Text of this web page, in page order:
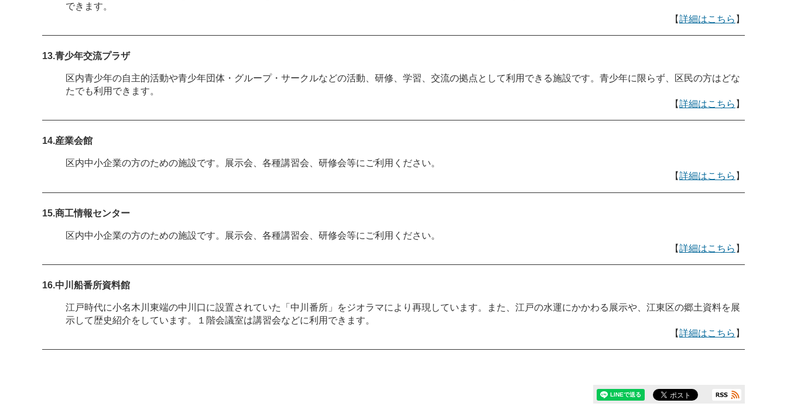
できます。
【詳細はこちら 】
13.青少年交流プラザ
区内青少年の自主的活動や青少年団体・グループ・サークルなどの活動、研修、学習、交流の拠点として利用できる施設です。青少年に限らず、区民の方はどな
たでも利用できます。
【詳細はこちら 】
14.産業会館
区内中小企業の方のための施設です。展示会、各種講習会、研修会等にご利用ください。
【詳細はこちら 】
15.商工情報センター
区内中小企業の方のための施設です。展示会、各種講習会、研修会等にご利用ください。
【詳細はこちら 】
16.中川船番所資料館
江戸時代に小名木川東端の中川口に設置されていた「中川番所」をジオラマにより再現しています。また、江戸の水運にかかわる展示や、江東区の郷土資料を展
示して歴史紹介をしています。１階会議室は講習会などに利用できます。
【詳細はこちら 】